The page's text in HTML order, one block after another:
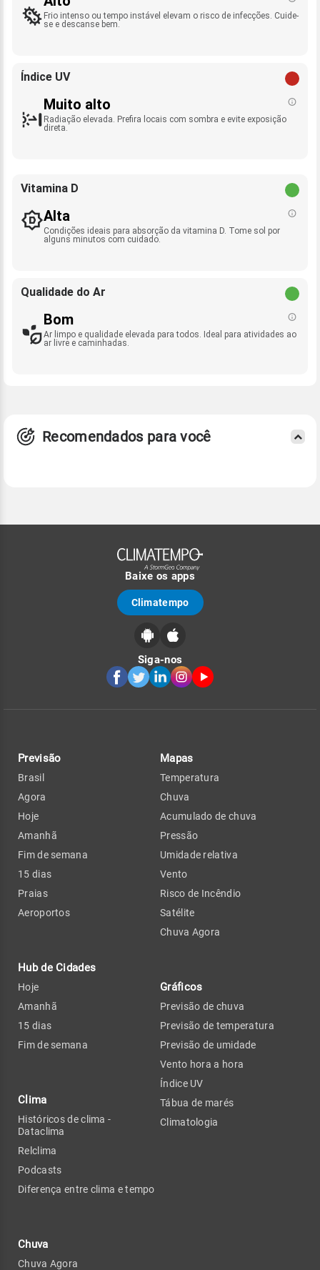
Frio intenso ou tempo instável elevam o risco de infecções. Cuide-
se e descanse bem.
Índice UV
Muito alto
Radiação elevada. Prefira locais com sombra e evite exposição
direta.
Vitamina D
Alta
Condições ideais para absorção da vitamina D. Tome sol por
alguns minutos com cuidado.
Qualidade do Ar
Bom
Ar limpo e qualidade elevada para todos. Ideal para atividades ao
ar livre e caminhadas.
Recomendados para você
Baixe os apps
Climatempo
Siga-nos
Previsão
Brasil
Agora
Hoje
Amanhã
Fim de semana
15 dias
Praias
Aeroportos
Hub de Cidades
Hoje
Amanhã
15 dias
Fim de semana
Clima
Históricos de clima -
Dataclima
Relclima
Podcasts
Diferença entre clima e tempo
Chuva
Chuva Agora
Mapas
Temperatura
Chuva
Acumulado de chuva
Pressão
Umidade relativa
Vento
Risco de Incêndio
Satélite
Chuva Agora
Gráficos
Previsão de chuva
Previsão de temperatura
Previsão de umidade
Vento hora a hora
Índice UV
Tábua de marés
Climatologia